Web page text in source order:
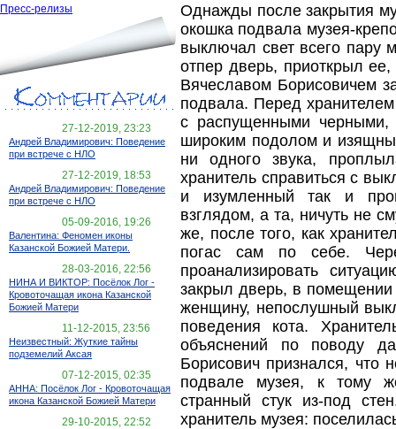
Пресс-релизы
27-12-2019, 23:23
Андрей Владимирович: Поведение
при встрече с НЛО
27-12-2019, 18:53
Андрей Владимирович: Поведение
при встрече с НЛО
05-09-2016, 19:26
Валентина: Феномен иконы
Казанской Божией Матери.
28-03-2016, 22:56
НИНА И ВИКТОР: Посёлок Лог -
Кровоточащая икона Казанской
Божией Матери
11-12-2015, 23:56
Неизвестный: Жуткие тайны
подземелий Аксая
07-12-2015, 02:35
АННА: Посёлок Лог - Кровоточащая
икона Казанской Божией Матери
29-10-2015, 22:52
Однажды после закрытия
окошка подвала музея-
выключал свет всего пару
отпер дверь, приоткрыл
Вячеславом Борисовичем
подвала. Перед
с распущенными
широким подолом и
ни одного звука,
хранитель справиться с
и изумленный так и
взглядом, а та, ничуть не
же, после того, как
погас сам по себе.
проанализировать
закрыл дверь, в помещении
женщину, непослушный
поведения кота.
объяснений по поводу
Борисович признался, что
подвале музея, к тому
странный стук из-под
хранитель музея: